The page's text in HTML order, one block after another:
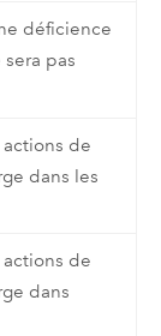
déficience
pas
de
dans les
de
dans